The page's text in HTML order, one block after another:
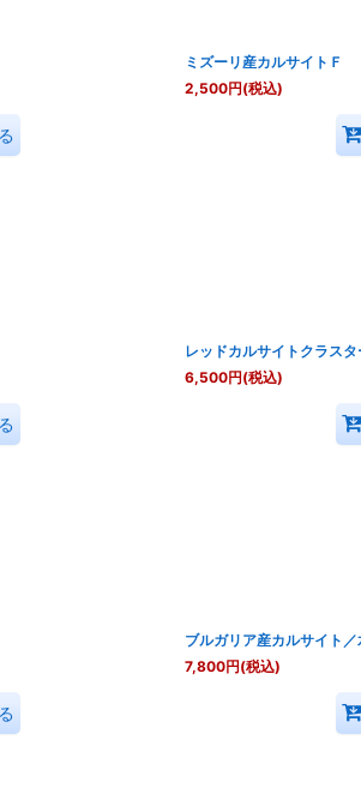
ミズーリ産カルサイトＦ
2,500円(税込)
レッドカルサイトクラスタ
6,500円(税込)
ブルガリア産カルサイト／
7,800円(税込)